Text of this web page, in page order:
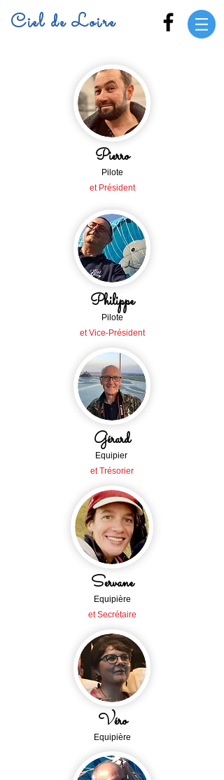
Ciel de Loire
Pierro
Pilote
et Président
Philippe
Pilote
et Vice-Président
Gérard
Equipier
et Trésorier
Servane
Equipière
et Secrétaire
Véro
Equipière